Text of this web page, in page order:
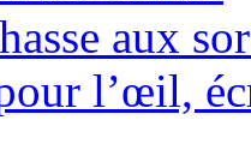
aux
l’œil,